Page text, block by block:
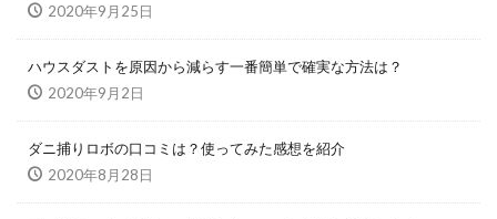
2020年9月25日
ハウスダストを原因から減らす一番簡単で確実な方法は？
2020年9月2日
ダニ捕りロボの口コミは？使ってみた感想を紹介
2020年8月28日